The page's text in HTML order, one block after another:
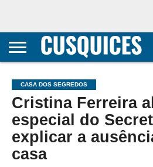
CONTACTOS
HOME
POLÍTICA DE
E COOKIES
SOBRE
TERMOS E
TRANSPARÊNCIA
METODOLOGIA
CASA DOS SEGREDOS
Cristina Ferreira
especial do
explicar a
casa